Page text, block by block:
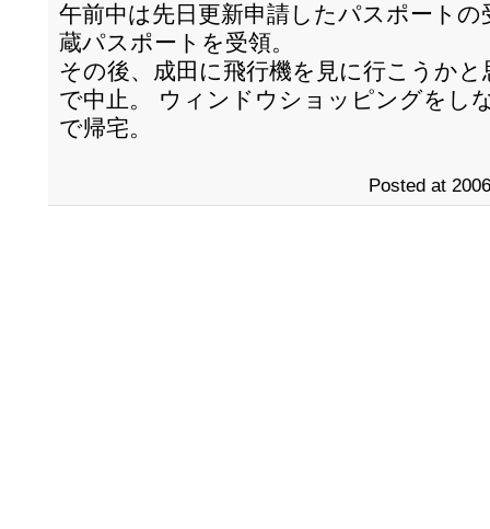
午前中は先日更新申請したパスポート
蔵パスポートを受領。
その後、成田に飛行機を見に行こうか
で中止。 ウィンドウショッピングをし
で帰宅。
Posted at